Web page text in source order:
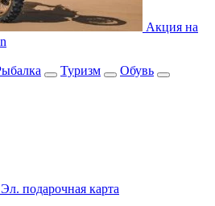
Акция на
Туризм
Обувь
Эл. подарочная карта